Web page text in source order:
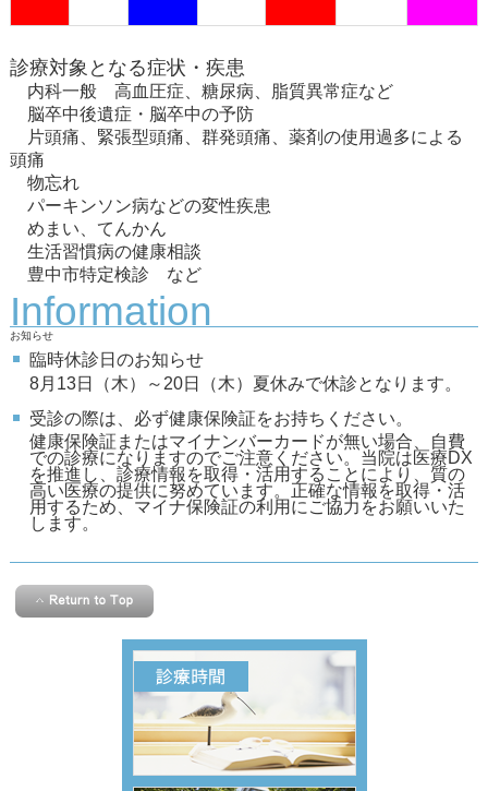
診療対象となる症状・疾患
内科一般 高血圧症、糖尿病、脂質異常症など
脳卒中後遺症・脳卒中の予防
片頭痛、緊張型頭痛、群発頭痛、薬剤の使用過多による
頭痛
物忘れ
パーキンソン病などの変性疾患
めまい、てんかん
生活習慣病の健康相談
豊中市特定検診 など
Information
お知らせ
臨時休診日のお知らせ
8月13日（木）～ 20日（木）夏休みで休診となります。
受診の際は、必ず健康保険証をお持ちください。
健康保険証またはマイナンバーカードが無い場合、自費
での診療になりますのでご注意ください。当院は医療DX
を推進し、診療情報を取得・活用することにより、質の
高い医療の提供に努めています。正確な情報を取得・活
用するため、マイナ保険証の利用にご協力をお願いいた
します。